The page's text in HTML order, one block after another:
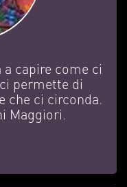
capire come ci
permette di
che ci circonda.
Maggiori.